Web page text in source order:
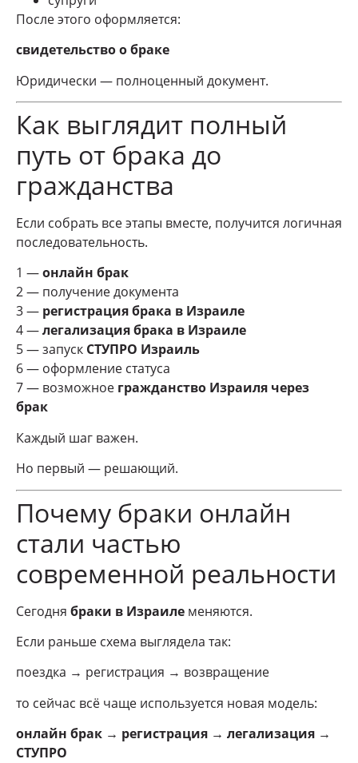
После этого оформляется:
свидетельство о браке
Юридически — полноценный документ.
Как выглядит полный
путь от брака до
гражданства
Если собрать все этапы вместе, получится логичная
последовательность.
1 —онлайн брак
2 — получение документа
3 — регистрация брака в Израиле
4 —легализация брака в Израиле
5 — запуск СТУПРО Израиль
6 — оформление статуса
7 — возможное гражданство Израиля через
брак
Каждый шаг важен.
Но первый — решающий.
Почему браки онлайн
стали частью
современной реальности
Сегодня браки в Израиле меняются.
Если раньше схема выглядела так:
поездка → регистрация → возвращение
то сейчас всё чаще используется новая модель:
онлайн брак → регистрация → легализация →
СТУПРО